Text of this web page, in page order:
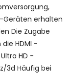
Geräten erhalten
Die Zugabe
HDMI -
HD -
3d Häufig bei